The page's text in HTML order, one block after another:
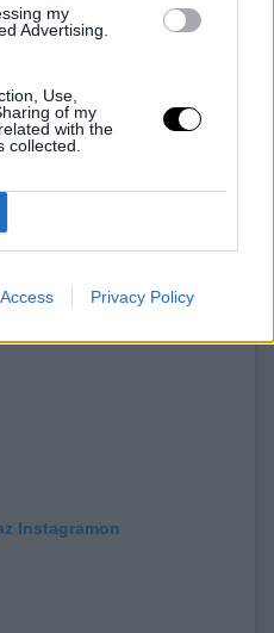
my
Advertising.
Use,
of my
with the
collected.
Privacy Policy
Instagramon